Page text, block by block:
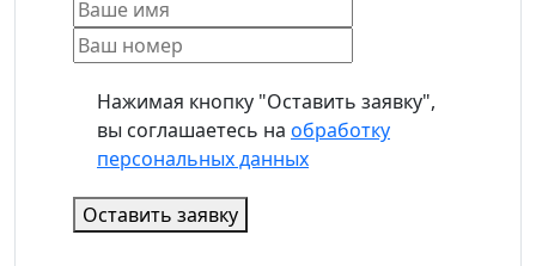
Нажимая кнопку "Оставить заявку",
вы соглашаетесь на обработку
персональных данных
Оставить заявку